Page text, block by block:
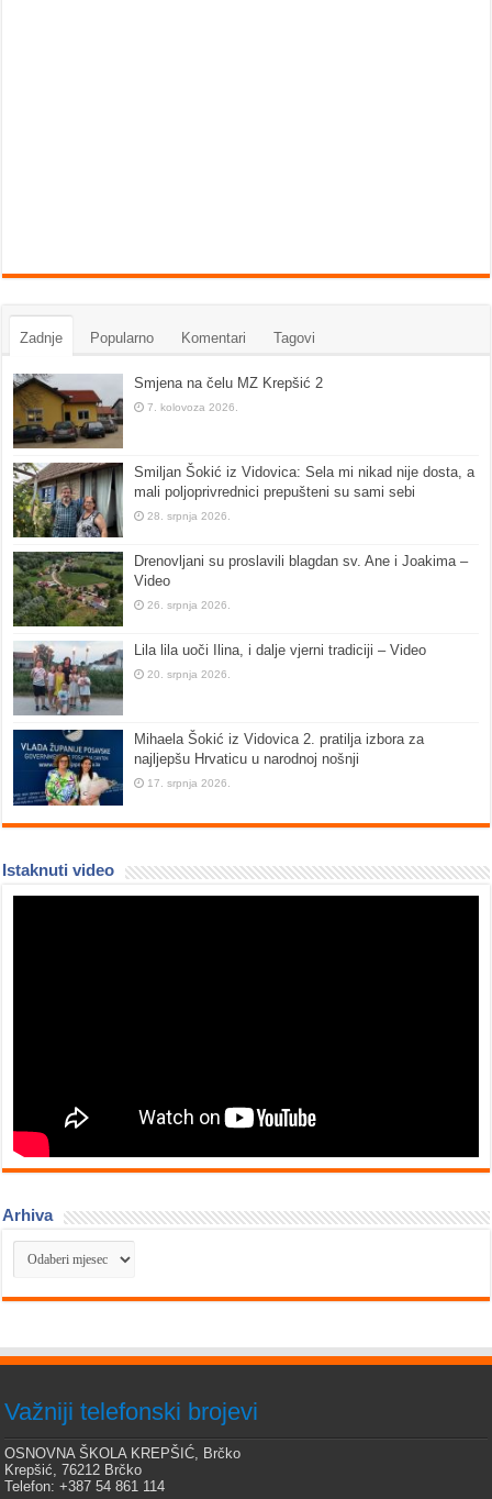
Zadnje Popularno Komentari Tagovi
Smjena na čelu MZ Krepšić 2
7. kolovoza 2026.
Smiljan Šokić iz Vidovica: Sela mi nikad nije dosta, a
mali poljoprivrednici prepušteni su sami sebi
28. srpnja 2026.
Drenovljani su proslavili blagdan sv. Ane i Joakima –
Video
26. srpnja 2026.
Lila lila uoči Ilina, i dalje vjerni tradiciji – Video
20. srpnja 2026.
Mihaela Šokić iz Vidovica 2. pratilja izbora za
najljepšu Hrvaticu u narodnoj nošnji
17. srpnja 2026.
Istaknuti video
Arhiva
Arhiva
Važniji telefonski brojevi
OSNOVNA ŠKOLA KREPŠIĆ, Brčko
Krepšić, 76212 Brčko
Telefon: +387 54 861 114